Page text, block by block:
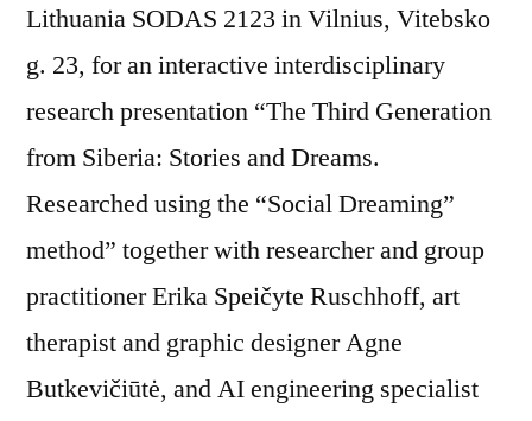
Lithuania SODAS 2123 in Vilnius, Vitebsko
g. 23, for an interactive interdisciplinary
research presentation “The Third Generation
from Siberia: Stories and Dreams.
Researched using the “Social Dreaming”
method” together with researcher and group
practitioner Erika Speičyte Ruschhoff, art
therapist and graphic designer Agne
Butkevičiūtė, and AI engineering specialist